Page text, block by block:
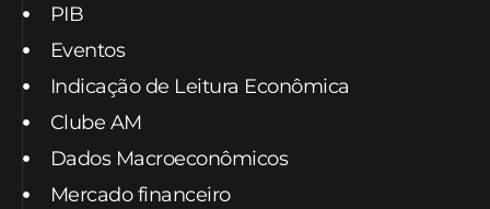
PIB
Eventos
Indicação de Leitura Econômica
Clube AM
Dados Macroeconômicos
Mercado financeiro